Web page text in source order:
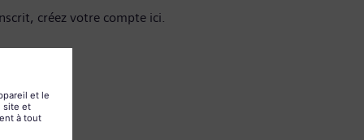
créez votre compte ici.